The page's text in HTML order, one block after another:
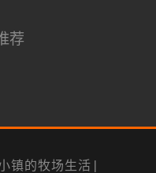
荐
的牧场生活|